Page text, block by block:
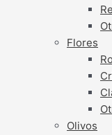
Flores
Olivos